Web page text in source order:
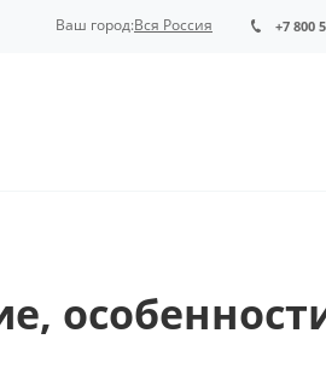
+7 800
Ваш город:Вся Россия